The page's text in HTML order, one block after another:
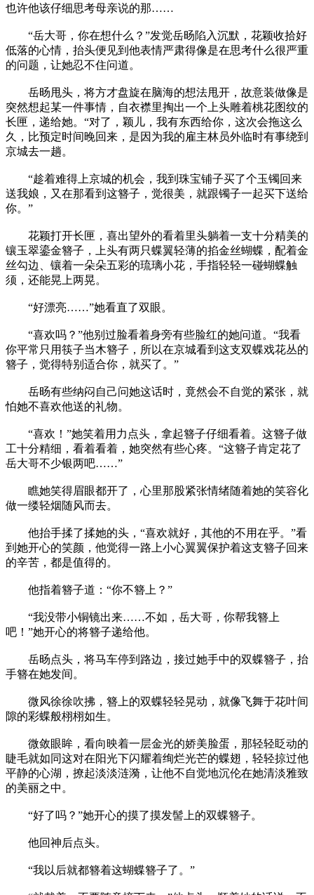
也许他该仔细思考母亲说的那……
“岳大哥，你在想什么？”发觉岳旸陷入沉默，花颖收拾好
低落的心情，抬头便见到他表情严肃得像是在思考什么很严重
的问题，让她忍不住问道。
岳旸甩头，将方才盘旋在脑海的想法甩开，故意装做像是
突然想起某一件事情，自衣襟里掏出一个上头雕着桃花图纹的
长匣，递给她。“对了，颖儿，我有东西给你，这次会拖这么
久，比预定时间晚回来，是因为我的雇主林员外临时有事绕到
京城去一趟。
“趁着难得上京城的机会，我到珠宝铺子买了个玉镯回来
送我娘，又在那看到这簪子，觉很美，就跟镯子一起买下送给
你。”
花颖打开长匣，喜出望外的看着里头躺着一支十分精美的
镶玉翠鎏金簪子，上头有两只蝶翼轻薄的掐金丝蝴蝶，配着金
丝勾边、镶着一朵朵五彩的琉璃小花，手指轻轻一碰蝴蝶触
须，还能晃上两晃。
“好漂亮……”她看直了双眼。
“喜欢吗？”他别过脸看着身旁有些脸红的她问道。“我看
你平常只用筷子当木簪子，所以在京城看到这支双蝶戏花丛的
簪子，觉得特别适合你，就买了。”
岳旸有些纳闷自己问她这话时，竟然会不自觉的紧张，就
怕她不喜欢他送的礼物。
“喜欢！”她笑着用力点头，拿起簪子仔细看着。这簪子做
工十分精细，看着看着，她突然有些心疼。“这簪子肯定花了
岳大哥不少银两吧……”
瞧她笑得眉眼都开了，心里那股紧张情绪随着她的笑容化
做一缕轻烟随风而去。
他抬手揉了揉她的头，“喜欢就好，其他的不用在乎。”看
到她开心的笑颜，他觉得一路上小心翼翼保护着这支簪子回来
的辛苦，都是值得的。
他指着簪子道：“你不簪上？”
“我没带小铜镜出来……不如，岳大哥，你帮我簪上
吧！”她开心的将簪子递给他。
岳旸点头，将马车停到路边，接过她手中的双蝶簪子，抬
手簪在她发间。
微风徐徐吹拂，簪上的双蝶轻轻晃动，就像飞舞于花叶间
隙的彩蝶般栩栩如生。
微敛眼眸，看向映着一层金光的娇美脸蛋，那轻轻眨动的
睫毛就如同这对在阳光下闪耀着绚烂光芒的蝶翅，轻轻掠过他
平静的心湖，撩起淡淡涟漪，让他不自觉地沉伦在她清淡雅致
的美丽之中。
“好了吗？”她开心的摸了摸发髻上的双蝶簪子。
他回神后点头。
“我以后就都簪着这蝴蝶簪子了。”